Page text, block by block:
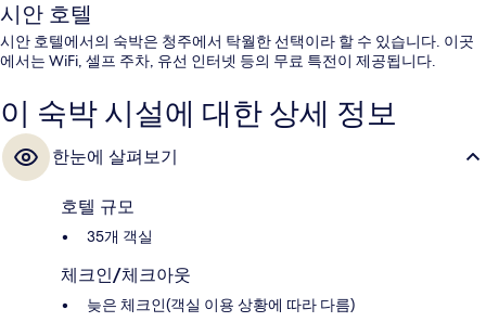
시안 호텔
시안 호텔에서의 숙박은 청주에서 탁월한 선택이라 할 수 있습니다. 이곳
에서는 WiFi, 셀프 주차, 유선 인터넷 등의 무료 특전이 제공됩니다.
이 숙박 시설에 대한 상세 정보
한눈에 살펴보기
호텔 규모
35개 객실
체크인/체크아웃
늦은 체크인(객실 이용 상황에 따라 다름)